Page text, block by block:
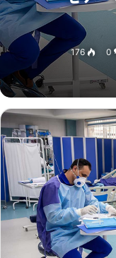
0
176